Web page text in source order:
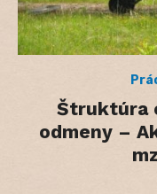
Štruktúra
odmeny –